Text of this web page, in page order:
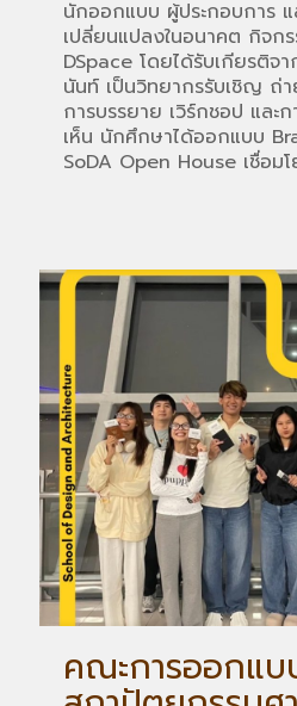
นักออกแบบ ผู้ประกอบการ แ
เปลี่ยนแปลงในอนาคต กิจก
DSpace โดยได้รับเกียรติจ
นันท์ เป็นวิทยากรรับเชิญ ถ่
การบรรยาย เวิร์กชอป และ
เห็น นักศึกษาได้ออกแบบ
SoDA Open House เชื่อม
คณะการออกแบ